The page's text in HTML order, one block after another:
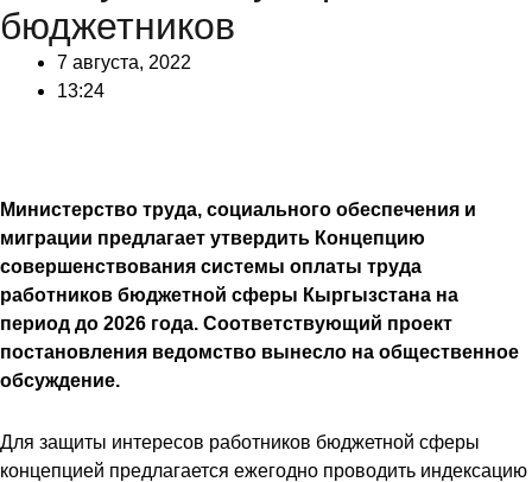
бюджетников
7 августа, 2022
13:24
Министерство труда, социального обеспечения и
миграции предлагает утвердить Концепцию
совершенствования системы оплаты труда
работников бюджетной сферы Кыргызстана на
период до 2026 года. Соответствующий проект
постановления ведомство вынесло на общественное
обсуждение.
Для защиты интересов работников бюджетной сферы
концепцией предлагается ежегодно проводить индексацию